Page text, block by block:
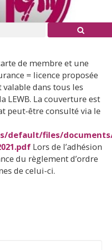
de membre et une
= licence proposée
valable dans tous les
LEWB. La couverture est
peut-être consulté via le
default/files/
Lors de l’adhésion
du règlement d’ordre
de celui-ci.